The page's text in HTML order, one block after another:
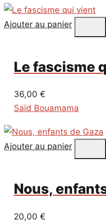
Ajouter au panier
Le fascisme
36,00 €
Saïd Bouamama
Ajouter au panier
Nous,
20,00 €